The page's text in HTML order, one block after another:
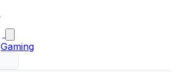
Gaming